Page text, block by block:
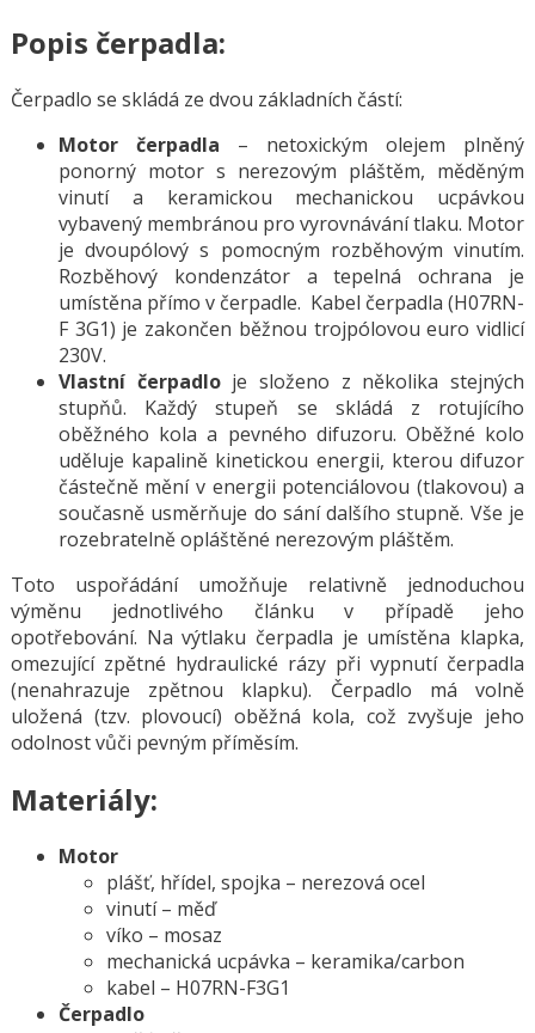
Popis čerpadla:
Čerpadlo se skládá ze dvou základních částí:
Motor čerpadla – netoxickým olejem plněný
ponorný motor s nerezovým pláštěm, měděným
vinutí a keramickou mechanickou ucpávkou
vybavený membránou pro vyrovnávání tlaku. Motor
je dvoupólový s pomocným rozběhovým vinutím.
Rozběhový kondenzátor a tepelná ochrana je
umístěna přímo v čerpadle. Kabel čerpadla (H07RN-
F 3G1) je zakončen běžnou trojpólovou euro vidlicí
230V.
Vlastní čerpadloje složeno z několika stejných
stupňů. Každý stupeň se skládá z rotujícího
oběžného kola a pevného difuzoru. Oběžné kolo
uděluje kapalině kinetickou energii, kterou difuzor
částečně mění v energii potenciálovou (tlakovou) a
současně usměrňuje do sání dalšího stupně. Vše je
rozebratelně opláštěné nerezovým pláštěm.
Toto uspořádání umožňuje relativně jednoduchou
výměnu jednotlivého článku v případě jeho
opotřebování. Na výtlaku čerpadla je umístěna klapka,
omezující zpětné hydraulické rázy při vypnutí čerpadla
(nenahrazuje zpětnou klapku). Čerpadlo má volně
uložená (tzv. plovoucí) oběžná kola, což zvyšuje jeho
odolnost vůči pevným příměsím.
Materiály:
Motor
plášť, hřídel, spojka – nerezová ocel
vinutí – měď
víko – mosaz
mechanická ucpávka – keramika/carbon
kabel – H07RN-F3G1
Čerpadlo